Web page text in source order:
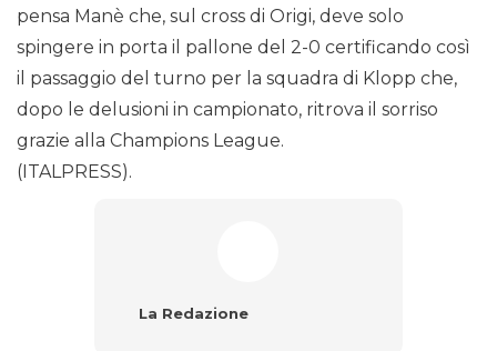
pensa Manè che, sul cross di Origi, deve solo
spingere in porta il pallone del 2-0 certificando così
il passaggio del turno per la squadra di Klopp che,
dopo le delusioni in campionato, ritrova il sorriso
grazie alla Champions League.
(ITALPRESS).
La Redazione